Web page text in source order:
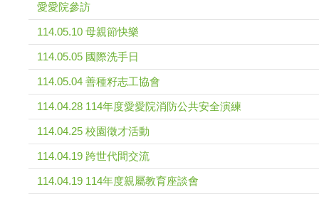
愛愛院參訪
114.05.10 母親節快樂
114.05.05 國際洗手日
114.05.04 善種籽志工協會
114.04.28 114年度愛愛院消防公共安全演練
114.04.25 校園徵才活動
114.04.19 跨世代間交流
114.04.19 114年度親屬教育座談會